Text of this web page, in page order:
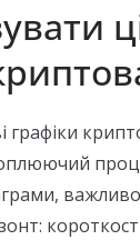
графіки